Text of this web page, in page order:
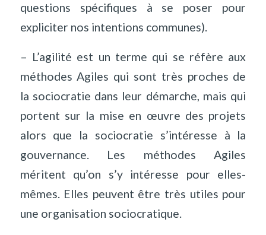
questions spécifiques à se poser pour
expliciter nos intentions communes).
– L’agilité est un terme qui se réfère aux
méthodes Agiles qui sont très proches de
la sociocratie dans leur démarche, mais qui
portent sur la mise en œuvre des projets
alors que la sociocratie s’intéresse à la
gouvernance. Les méthodes Agiles
méritent qu’on s’y intéresse pour elles-
mêmes. Elles peuvent être très utiles pour
une organisation sociocratique.